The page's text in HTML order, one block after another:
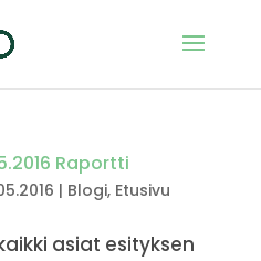
Raportti
| Blogi, Etusivu
asiat esityksen